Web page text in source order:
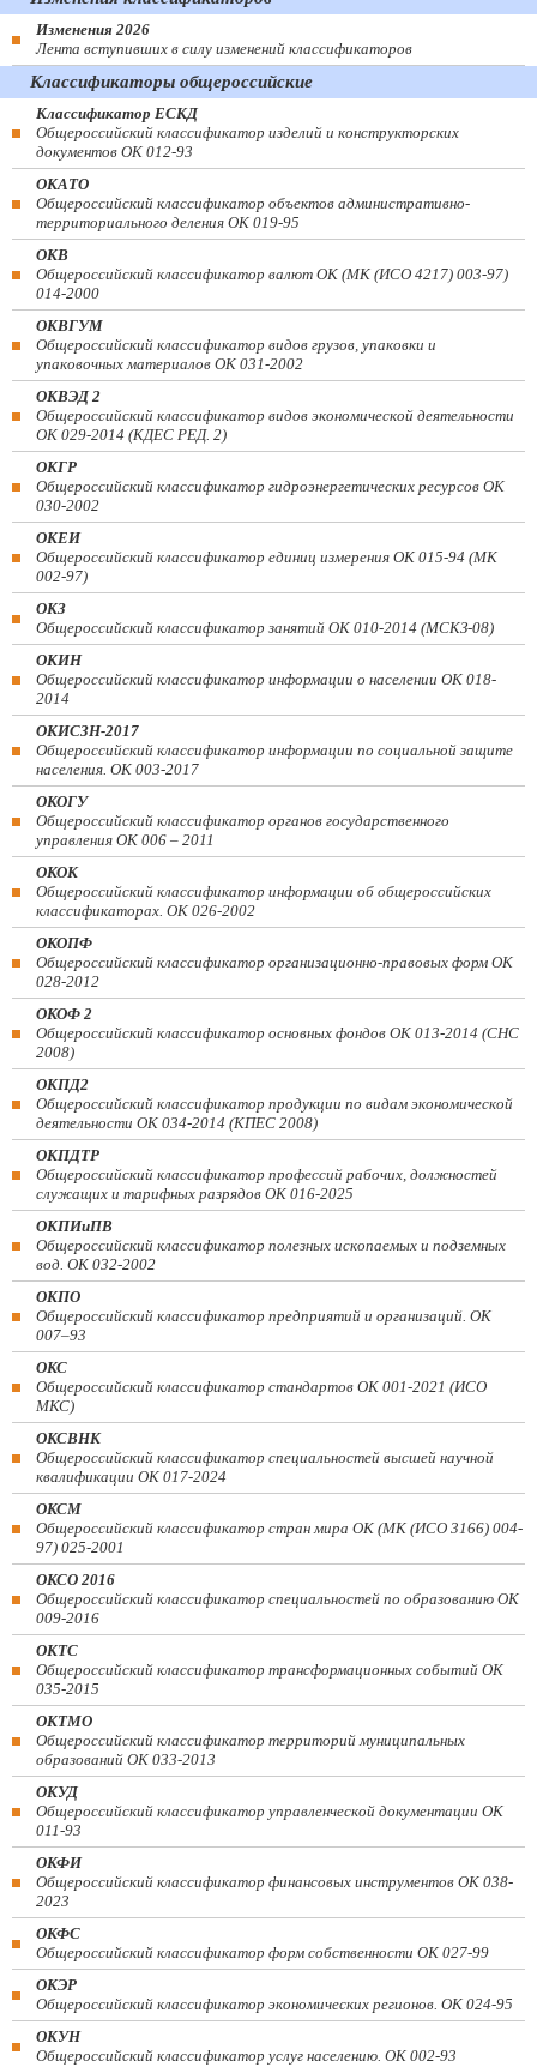
Изменения 2026
Лента вступивших в силу изменений классификаторов
Классификаторы общероссийские
Классификатор ЕСКД
Общероссийский классификатор изделий и конструкторских
документов ОК 012-93
ОКАТО
Общероссийский классификатор объектов административно-
территориального деления ОК 019-95
ОКВ
Общероссийский классификатор валют ОК (МК (ИСО 4217) 003-97)
014-2000
ОКВГУМ
Общероссийский классификатор видов грузов, упаковки и
упаковочных материалов ОК 031-2002
ОКВЭД 2
Общероссийский классификатор видов экономической деятельности
ОК 029-2014 (КДЕС РЕД. 2)
ОКГР
Общероссийский классификатор гидроэнергетических ресурсов ОК
030-2002
ОКЕИ
Общероссийский классификатор единиц измерения ОК 015-94 (МК
002-97)
ОКЗ
Общероссийский классификатор занятий ОК 010-2014 (МСКЗ-08)
ОКИН
Общероссийский классификатор информации о населении ОК 018-
2014
ОКИСЗН-2017
Общероссийский классификатор информации по социальной защите
населения. ОК 003-2017
ОКОГУ
Общероссийский классификатор органов государственного
управления ОК 006 – 2011
ОКОК
Общероссийский классификатор информации об общероссийских
классификаторах. ОК 026-2002
ОКОПФ
Общероссийский классификатор организационно-правовых форм ОК
028-2012
ОКОФ 2
Общероссийский классификатор основных фондов ОК 013-2014 (СНС
2008)
ОКПД2
Общероссийский классификатор продукции по видам экономической
деятельности ОК 034-2014 (КПЕС 2008)
ОКПДТР
Общероссийский классификатор профессий рабочих, должностей
служащих и тарифных разрядов ОК 016-2025
ОКПИиПВ
Общероссийский классификатор полезных ископаемых и подземных
вод. ОК 032-2002
ОКПО
Общероссийский классификатор предприятий и организаций. ОК
007–93
ОКС
Общероссийский классификатор стандартов ОК 001-2021 (ИСО
МКС)
ОКСВНК
Общероссийский классификатор специальностей высшей научной
квалификации ОК 017-2024
ОКСМ
Общероссийский классификатор стран мира ОК (МК (ИСО 3166) 004-
97) 025-2001
ОКСО 2016
Общероссийский классификатор специальностей по образованию ОК
009-2016
ОКТС
Общероссийский классификатор трансформационных событий ОК
035-2015
ОКТМО
Общероссийский классификатор территорий муниципальных
образований ОК 033-2013
ОКУД
Общероссийский классификатор управленческой документации ОК
011-93
ОКФИ
Общероссийский классификатор финансовых инструментов OK 038-
2023
ОКФС
Общероссийский классификатор форм собственности ОК 027-99
ОКЭР
Общероссийский классификатор экономических регионов. ОК 024-95
ОКУН
Общероссийский классификатор услуг населению. ОК 002-93